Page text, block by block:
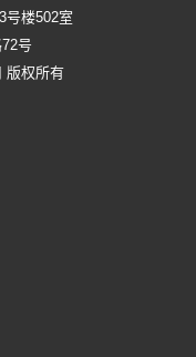
号楼502室
号
版权所有